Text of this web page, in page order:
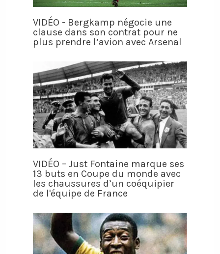
VIDÉO - Bergkamp négocie une
clause dans son contrat pour ne
plus prendre l’avion avec Arsenal
VIDÉO – Just Fontaine marque ses
13 buts en Coupe du monde avec
les chaussures d’un coéquipier
de l'équipe de France